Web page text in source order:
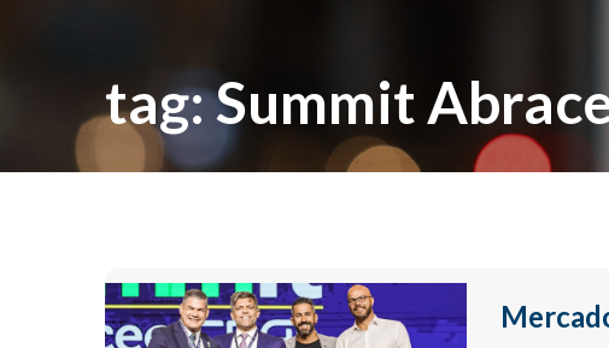
tag: Summit